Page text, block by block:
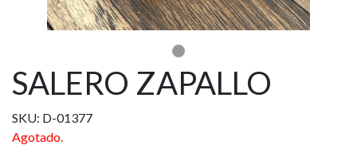
SALERO ZAPALLO
SKU: D-01377
Agotado.